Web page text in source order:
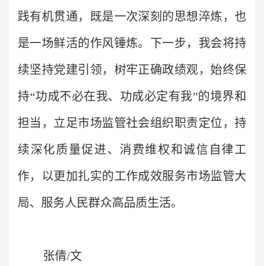
践有机贯通，既是一次深刻的思想淬炼，也
是一场鲜活的作风锤炼。下一步，我会将持
续坚持党建引领，树牢正确政绩观，始终保
持“功成不必在我、功成必定有我”的境界和
担当，立足市场监管社会组织职责定位，持
续深化质量促进、消费维权和诚信自律工
作，以更加扎实的工作成效服务市场监管大
局、服务人民群众高品质生活。
张倩/文